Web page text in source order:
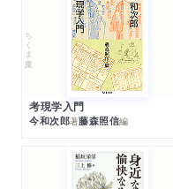
ちくま文庫
考現学入門
今和次郎著藤森照信編